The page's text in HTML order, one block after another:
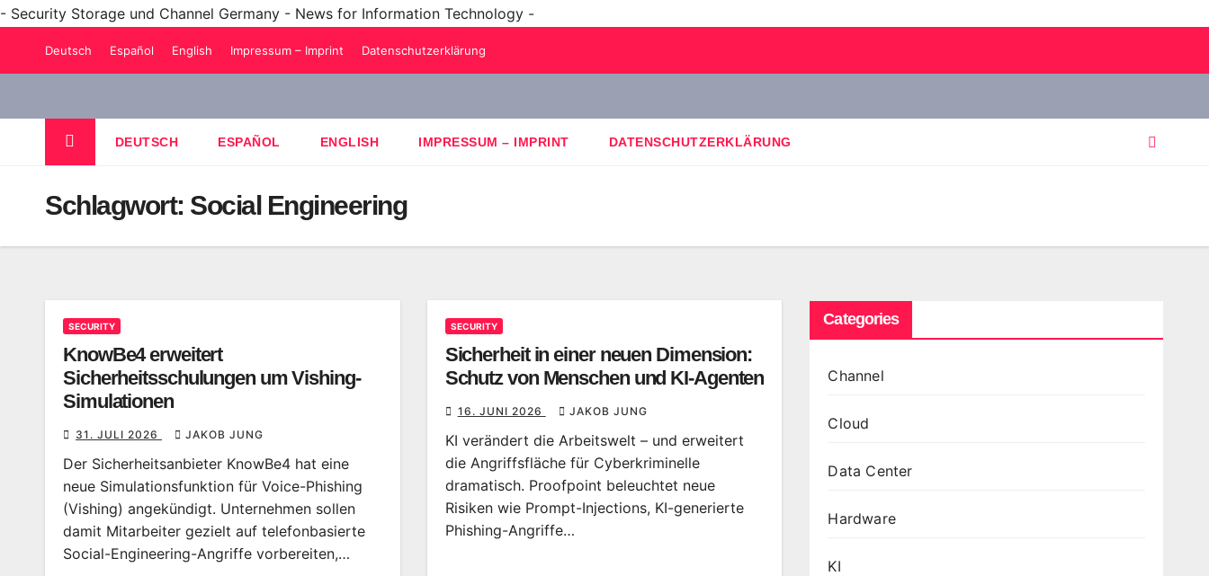
- Security Storage und Channel Germany - News for Information Technology -
Deutsch Español English Impressum – Imprint Datenschutzerklärung
DEUTSCH ESPAÑOL ENGLISH IMPRESSUM – IMPRINT DATENSCHUTZERKLÄRUNG
Schlagwort: Social Engineering
SECURITY
KnowBe4 erweitert
Sicherheitsschulungen um Vishing-
Simulationen
31. JULI 2026 JAKOB JUNG
Der Sicherheitsanbieter KnowBe4 hat eine
neue Simulationsfunktion für Voice-Phishing
(Vishing) angekündigt. Unternehmen sollen
damit Mitarbeiter gezielt auf telefonbasierte
Social-Engineering-Angriffe vorbereiten,…
SECURITY
Sicherheit in einer neuen Dimension:
Schutz von Menschen und KI-Agenten
16. JUNI 2026 JAKOB JUNG
KI verändert die Arbeitswelt – und erweitert
die Angriffsfläche für Cyberkriminelle
dramatisch. Proofpoint beleuchtet neue
Risiken wie Prompt-Injections, KI-generierte
Phishing-Angriffe…
Categories
Channel
Cloud
Data Center
Hardware
KI